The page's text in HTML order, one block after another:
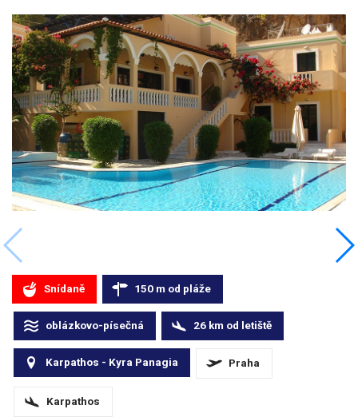
Snídaně 150 m od pláže
oblázkovo-písečná 26 km od letiště
Karpathos - Kyra Panagia Praha
Karpathos